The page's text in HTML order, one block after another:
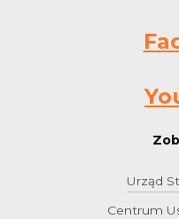
Urząd
Centrum